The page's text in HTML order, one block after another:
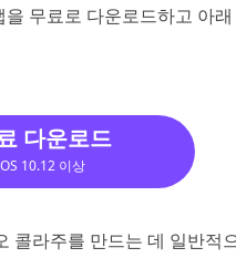
무료로 다운로드하고 아
다운로드
10.12 이상
콜라주를 만드는 데 일반적